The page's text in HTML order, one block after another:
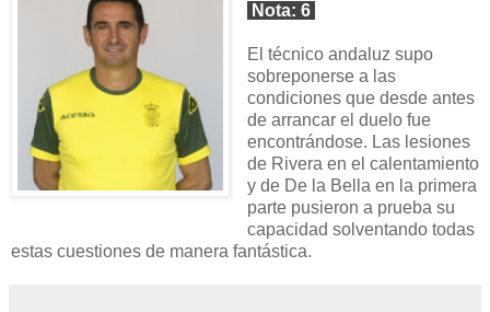
Nota: 6
El técnico andaluz supo
sobreponerse a las
condiciones que desde antes
de arrancar el duelo fue
encontrándose. Las lesiones
de Rivera en el calentamiento
y de De la Bella en la primera
parte pusieron a prueba su
capacidad solventando todas
estas cuestiones de manera fantástica.